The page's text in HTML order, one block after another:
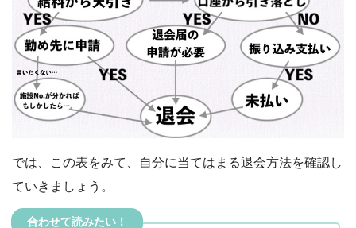
では、この表をみて、自分に当てはまる退会方法を確認し
ていきましょう。
合わせて読みたい！